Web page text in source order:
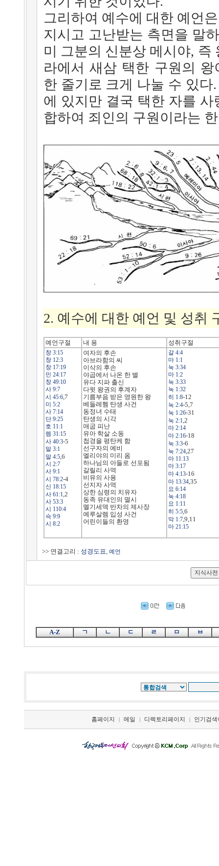
그리하여 예수에 대한 예언
지시고 고난받는 측면을 말
미 그분의 신분상 메시야, 즉
라에서 새삼 택한 구원의
한 줄기로 크게 나눌 수 있
에 있지만 결국 택한 자를
합하여 죄인의 구원이라는
2. 예수에 대한 예언 및 성취
예언구절 내 용 성취구절
창 3:15
창 12:3
창 17:19
민 24:17
창 49:10
사 9:7
시 45:6,7
미 5:2
사 7:14
단 9:25
호 11:1
렘 31:15
사 40:3-5
말 3:1
말 4:5,6
시 2:7
사 9:1
시 78:2-4
신 18:15
사 61:1,2
사 53:3
시 110:4
슥 9:9
시 8:2
여자의 후손
아브라함의 씨
이삭의 후손
야곱에서 나온 한 별
유다 지파 출신
다윗 왕권의 후계자
기름부음 받은 영원한 왕
베들레헴 탄생 사건
동정녀 수태
탄생의 시각
애굽 피난
유아 학살 소동
첩경을 평탄케 함
선구자의 예비
엘리야의 미리 옴
하나님의 아들로 선포됨
갈릴리 사역
비유의 사용
선지자 사역
상한 심령의 치유자
동족 유대인의 멸시
멜기세덱 반차의 제사장
예루살렘 입성 사건
어린이들의 환영
갈 4:4
마 1:1
눅 3:34
마 1:2
눅 3:33
눅 1:32
히 1:8-12
눅 2:4-5,7
눅 1:26-31
눅 2:1,2
마 2:14
마 2:16-18
눅 3:3-6
눅 7:24,27
마 11:13
마 3:17
마 4:13-16
마 13:34,35
요 6:14
눅 4:18
요 1:11
히 5:5,6
막 1:7,9,11
마 21:15
>> 연결고리 : 성경도표, 예언
A-Z ㄱ ㄴ ㄷ ㄹ ㅁ ㅂ
홈페이지 | 메일 | 디렉토리페이지 | 인기검색